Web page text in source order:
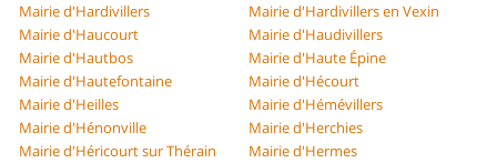
Mairie d'Hardivillers
Mairie d'Hardivillers en Vexin
Mairie d'Haucourt
Mairie d'Haudivillers
Mairie d'Hautbos
Mairie d'Haute Épine
Mairie d'Hautefontaine
Mairie d'Hécourt
Mairie d'Heilles
Mairie d'Hémévillers
Mairie d'Hénonville
Mairie d'Herchies
Mairie d'Héricourt sur Thérain
Mairie d'Hermes